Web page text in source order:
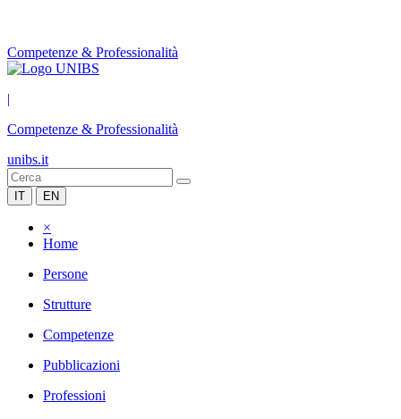
Competenze & Professionalità
|
Competenze & Professionalità
unibs.it
IT EN
×
Home
Persone
Strutture
Competenze
Pubblicazioni
Professioni